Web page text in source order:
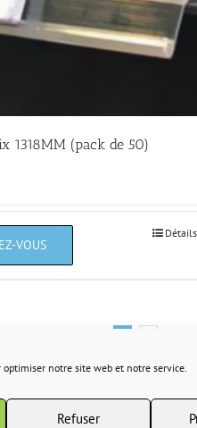
optimiser notre site web et notre service.
Refuser
1318MM (pack de 50)
Détails